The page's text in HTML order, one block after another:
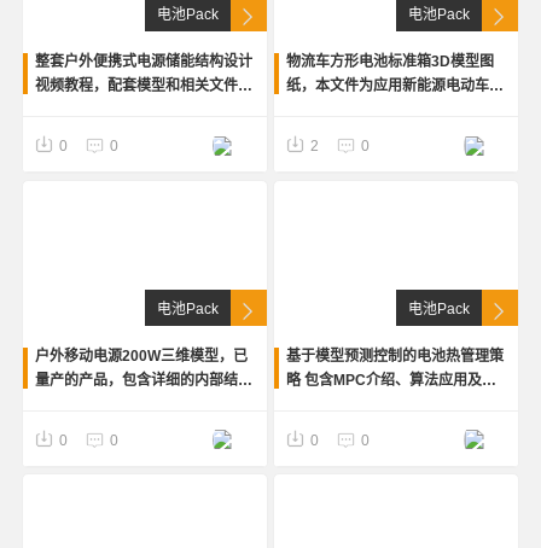
电池Pack
整套户外便携式电源储能结构设计
视频教程，配套模型和相关文件资
适合户外移动便携式电源设计者参
0 0 Zzz
电池Pack
物流车方形电池标准箱3D模型图
纸，本文件为应用新能源电动车电
体，上盖为塑料，箱体内部设计详
细的筋，和固定模组的安装孔，含
2 0
电池Pack
户外移动电源200W三维模型，已
量产的产品，包含详细的内部结
种软件打开，可供产品设计参考学
习
0 0 Zzz
电池Pack
基于模型预测控制的电池热管理策
略 包含MPC介绍、算法应用及对
0 0